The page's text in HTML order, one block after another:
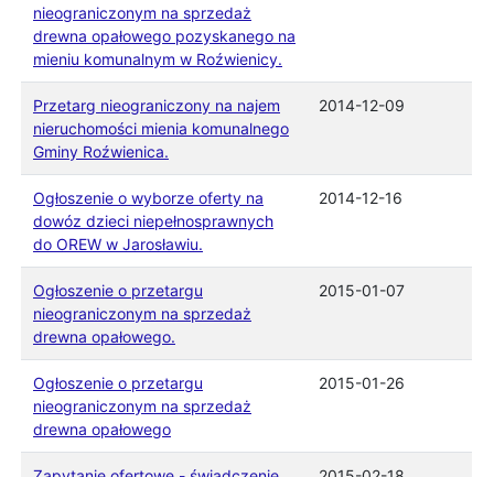
nieograniczonym na sprzedaż
drewna opałowego pozyskanego na
mieniu komunalnym w Roźwienicy.
Przetarg nieograniczony na najem
nieruchomości mienia komunalnego
Gminy Roźwienica.
2014-12-09
Ogłoszenie o wyborze oferty na
dowóz dzieci niepełnosprawnych
do OREW w Jarosławiu.
2014-12-16
Ogłoszenie o przetargu
nieograniczonym na sprzedaż
drewna opałowego.
2015-01-07
Ogłoszenie o przetargu
nieograniczonym na sprzedaż
drewna opałowego
2015-01-26